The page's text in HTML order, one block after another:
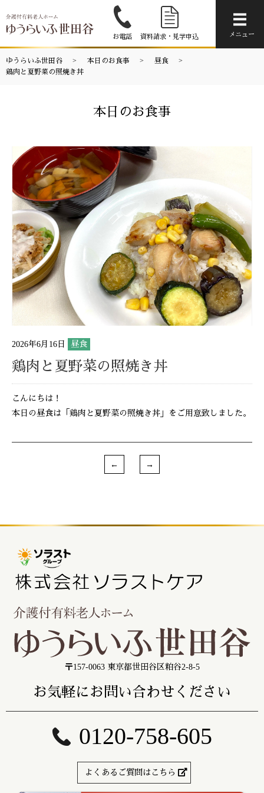
お電話 資料請求・見学申込 メニュー
ゆうらいふ世田谷 本日のお食事
昼食
鶏肉と夏野菜の照焼き丼
本日のお食事
2026年6月16日 昼食
鶏肉と夏野菜の照焼き丼
こんにちは！
本日の昼食は「鶏肉と夏野菜の照焼き丼」をご用意致しました。
〒157-0063 東京都世田谷区粕谷2-8-5
お気軽にお問い合わせください
0120-758-605
よくあるご質問はこちら